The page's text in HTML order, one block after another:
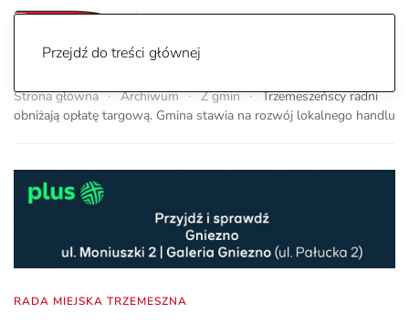
Przejdź do treści głównej
Strona główna Archiwum Z gmin
Trzemeszeńscy radni
obniżają opłatę targową. Gmina stawia na rozwój lokalnego handlu
RADA MIEJSKA TRZEMESZNA